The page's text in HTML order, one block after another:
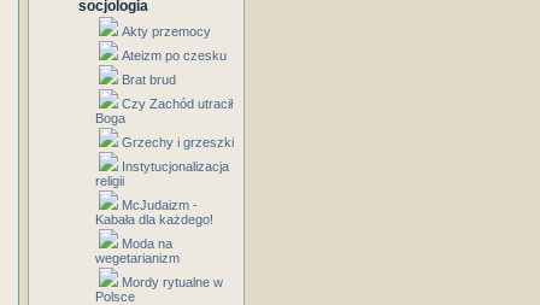
socjologia
Akty przemocy
Ateizm po czesku
Brat brud
Czy Zachód utracił
Boga
Grzechy i grzeszki
Instytucjonalizacja
religii
McJudaizm -
Kabała dla każdego!
Moda na
wegetarianizm
Mordy rytualne w
Polsce